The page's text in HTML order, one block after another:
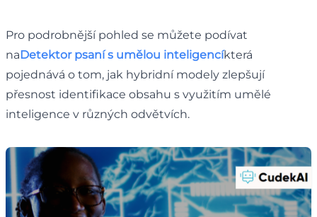
Pro podrobnější pohled se můžete podívat
naDetektor psaní s umělou inteligencíkterá
pojednává o tom, jak hybridní modely zlepšují
přesnost identifikace obsahu s využitím umělé
inteligence v různých odvětvích.